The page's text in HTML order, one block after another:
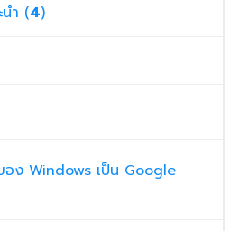
ำ (4)
อง Windows เป็น Google